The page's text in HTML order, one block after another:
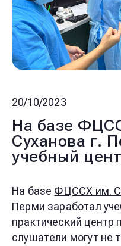
20/10/2023
На базе
Суханова г.
учебный
На базе ФЦССХ им.
Перми заработал
практический
слушатели могут не